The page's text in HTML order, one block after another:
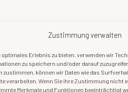
Zustimmung verwalten
optimales Erlebnis zu bieten, verwenden wir
zu speichern und/oder darauf
zustimmen, können wir Daten wie das
verarbeiten. Wenn Sie ihre Zustimmung nicht
Merkmale und Funktionen beeinträchtigt